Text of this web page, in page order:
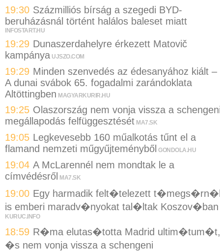
19:30 Százmilliós bírság a szegedi BYD-
beruházásnál történt halálos baleset miatt
INFOSTART.HU
19:29 Dunaszerdahelyre érkezett Matovič
kampánya UJSZO.COM
19:29 Minden szenvedés az édesanyához kiált –
A dunai svábok 65. fogadalmi zarándoklata
Altöttingben MAGYARKURIR.HU
19:25 Olaszország nem vonja vissza a
megállapodás felfüggesztését MA7.SK
19:05 Legkevesebb 160 műalkotás tűnt el a
flamand nemzeti műgyűjteményből GONDOLA.HU
19:04 A McLarennél nem mondtak le a
címvédésről MA7.SK
19:00 Egy harmadik felt�telezett
is emberi maradv�nyokat tal�ltak Koszov�ban
KURUC.INFO
18:59 R�ma elutas�totta Madrid ultim�tum�t,
�s nem vonja vissza a schengeni